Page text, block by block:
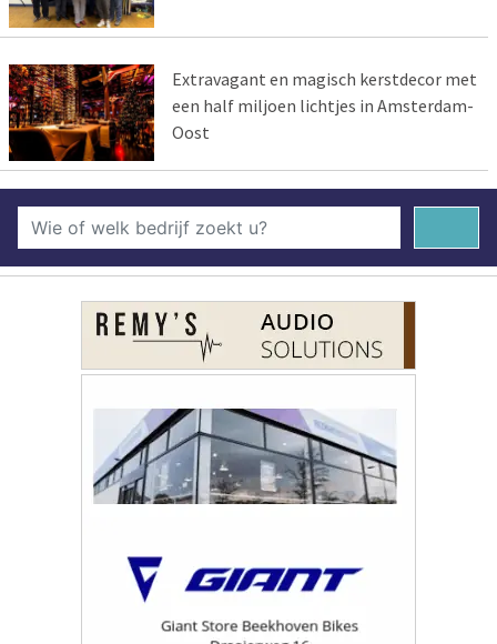
Extravagant en magisch kerstdecor met
een half miljoen lichtjes in Amsterdam-
Oost